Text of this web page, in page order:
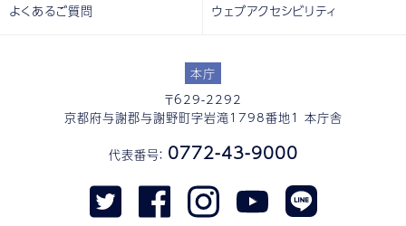
本庁
〒629-2292
京都府与謝郡与謝野町字岩滝1798番地1 本庁舎
代表番号： 0772-43-9000
よくあるご質問 ウェブアクセシビリティ